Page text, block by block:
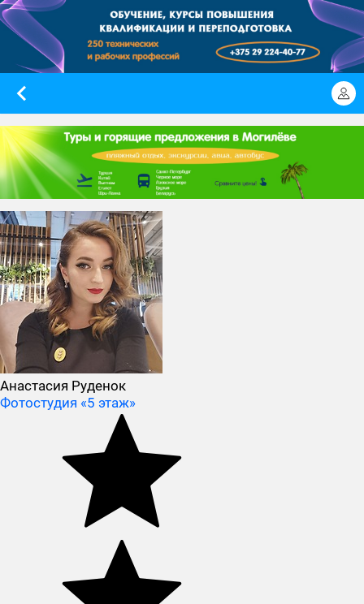
Анастасия Руденок
Фотостудия «5 этаж»